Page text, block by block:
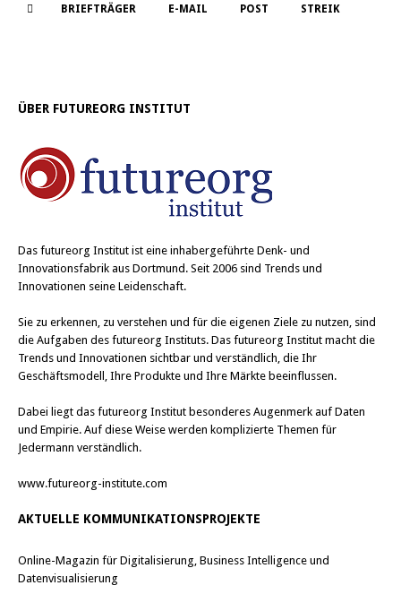
w
i
e
r
z
t
n
(
W
i
n
n
e
e
e
n
s
t
g
f
e
t
)
,
c
e
k
z
u
t
n
(
W
i
i
n
n
e
e
e
n
s
t
g
f
e
t
)
BRIEFTRÄGER E-MAIL POST STREIK
ÜBER FUTUREORG INSTITUT
Das futureorg Institut ist eine inhabergeführte Denk- und
Innovationsfabrik aus Dortmund. Seit 2006 sind Trends und
Innovationen seine Leidenschaft.
Sie zu erkennen, zu verstehen und für die eigenen Ziele zu nutzen, sind
die Aufgaben des futureorg Instituts. Das futureorg Institut macht die
Trends und Innovationen sichtbar und verständlich, die Ihr
Geschäftsmodell, Ihre Produkte und Ihre Märkte beeinflussen.
Dabei liegt das futureorg Institut besonderes Augenmerk auf Daten
und Empirie. Auf diese Weise werden komplizierte Themen für
Jedermann verständlich.
www.futureorg-institute.com
AKTUELLE KOMMUNIKATIONSPROJEKTE
Online-Magazin für Digitalisierung, Business Intelligence und
Datenvisualisierung